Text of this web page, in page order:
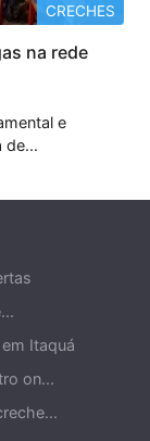
CRECHES
na rede
e
de...
Itaquá
on...